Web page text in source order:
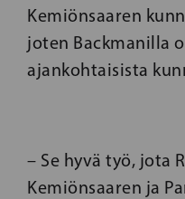
Kemiönsaaren
joten Backmanilla
ajankohtaisista
– Se hyvä työ, jota
Kemiönsaaren ja